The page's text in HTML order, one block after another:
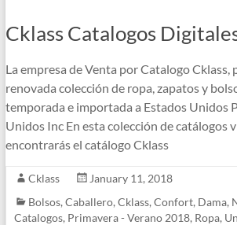
Estrellas
Cklass Catalogos
La empresa de Venta por Catalogo Cklass,
renovada colección de ropa, zapatos y
temporada e importada a Estados Unidos
Unidos Inc En esta colección de catálogos
encontrarás el catálogo Cklass
Cklass
January 11, 2018
Bolsos, Caballero, Cklass, Confort, Dama,
Catalogos, Primavera - Verano 2018, Ropa,